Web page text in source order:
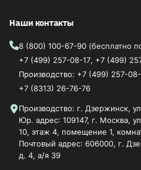
Наши контакты
8 (800) 100-67-90 (бесплатно
+7 (499) 257-08-17, +7 (499)
Производство: +7 (499) 257-08-
+7 (8313) 26-76-76
Производство: г. Дзержинск,
Юр. адрес: 109147, г. Москва,
10, этаж 4, помещение 1,
Почтовый адрес: 606000, г.
д. 4, а/я 39